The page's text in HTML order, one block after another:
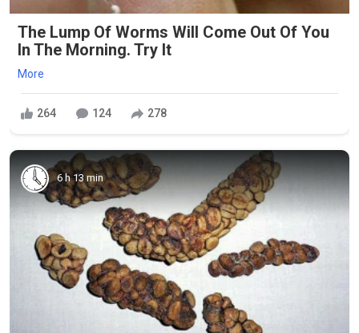
The Lump Of Worms Will Come Out Of You
In The Morning. Try It
More
264 124 278
6 h 13 min